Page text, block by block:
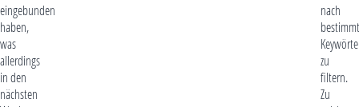
eingebunden
haben,
was
allerdings
in den
nächsten
nach
zu
filtern.
Zu